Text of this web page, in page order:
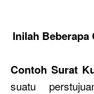
Inilah
Contoh Surat
suatu